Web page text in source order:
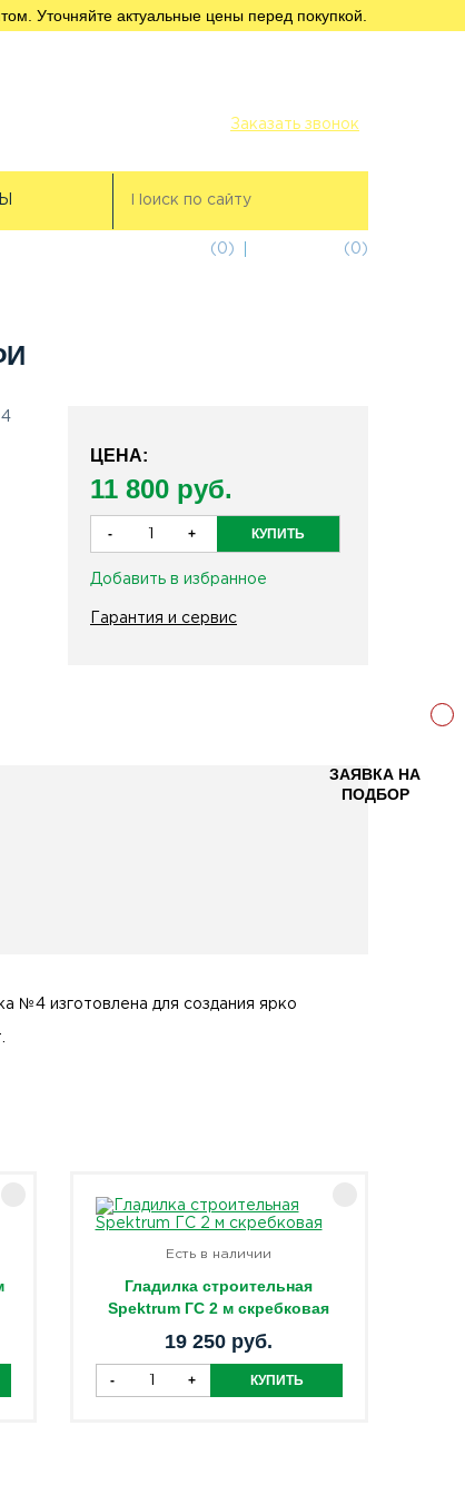
Уточняйте актуальные цены перед покупкой.
Заказать звонок
(0) (0)
ЗАЯВКА НА
ПОДБОР
ЦЕНА:
11 800 руб.
Добавить в избранное
Гарантия и сервис
№4 изготовлена для создания ярко
Есть в наличии
Гладилка строительная
Spektrum ГС 2 м скребковая
19 250 руб.